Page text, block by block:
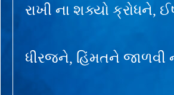
રાખી ના શક્યો ક્રોધને,
ધીરજને, હિંમતને જાળવી